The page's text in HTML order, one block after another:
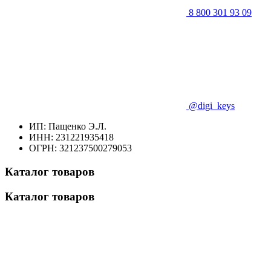
8 800 301 93 09
@digi_keys
ИП: Пащенко Э.Л.
ИНН: 231221935418
ОГРН: 321237500279053
Каталог товаров
Каталог товаров